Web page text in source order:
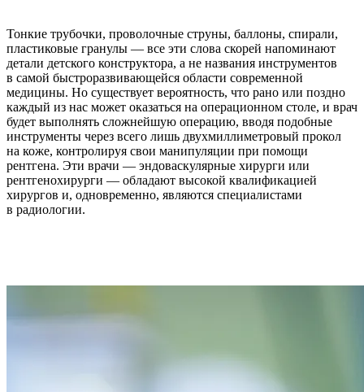
Тонкие трубочки, проволочные струны, баллоны, спирали,
пластиковые гранулы — все эти слова скорей напоминают
детали детского конструктора, а не названия инструментов
в самой быстроразвивающейся области современной
медицины. Но существует вероятность, что рано или поздно
каждый из нас может оказаться на операционном столе, и врач
будет выполнять сложнейшую операцию, вводя подобные
инструменты через всего лишь двухмиллиметровый прокол
на коже, контролируя свои манипуляции при помощи
рентгена. Эти врачи — эндоваскулярные хирурги или
рентгенохирурги — обладают высокой квалификацией
хирургов и, одновременно, являются специалистами
в радиологии.